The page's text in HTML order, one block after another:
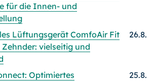
für die Innen- und
Lüftungsgerät ComfoAir Fit
Zehnder: vielseitig und
26.8.
Optimiertes 25.8.